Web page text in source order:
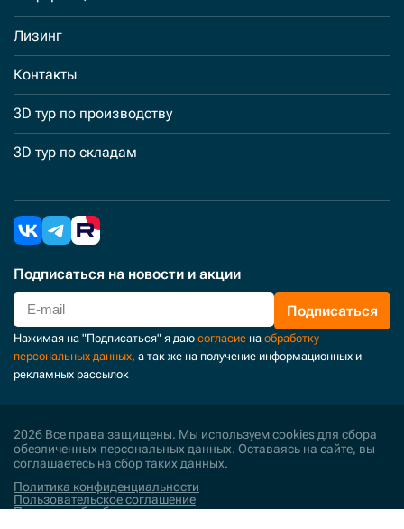
Лизинг
Контакты
3D тур по производству
3D тур по складам
Подписаться на новости и акции
Подписаться
Нажимая на "Подписаться" я даю согласие на обработку
персональных данных, а так же на получение информационных и
рекламных рассылок
2026 Все права защищены. Мы используем cookies для сбора
обезличенных персональных данных. Оставаясь на сайте, вы
соглашаетесь на сбор таких данных.
Политика конфиденциальности
Пользовательское соглашение
Политика обработки персональных данных